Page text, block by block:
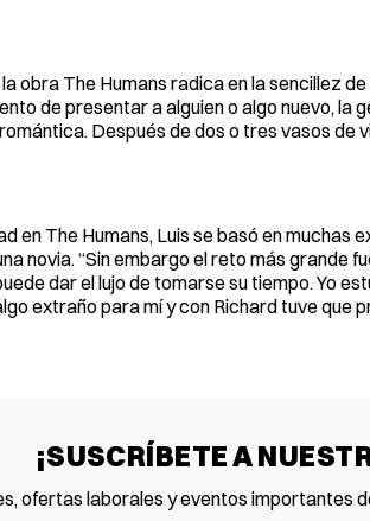
obra The Humans radica en la sencillez
de presentar a alguien o algo nuevo, la
Después de dos o tres vasos
en The Humans, Luis se basó en muchas
novia. “Sin embargo el reto más grande
dar el lujo de tomarse su tiempo. Yo
extraño para mí y con Richard tuve que
¡SUSCRÍBETE A
ofertas laborales y eventos importantes